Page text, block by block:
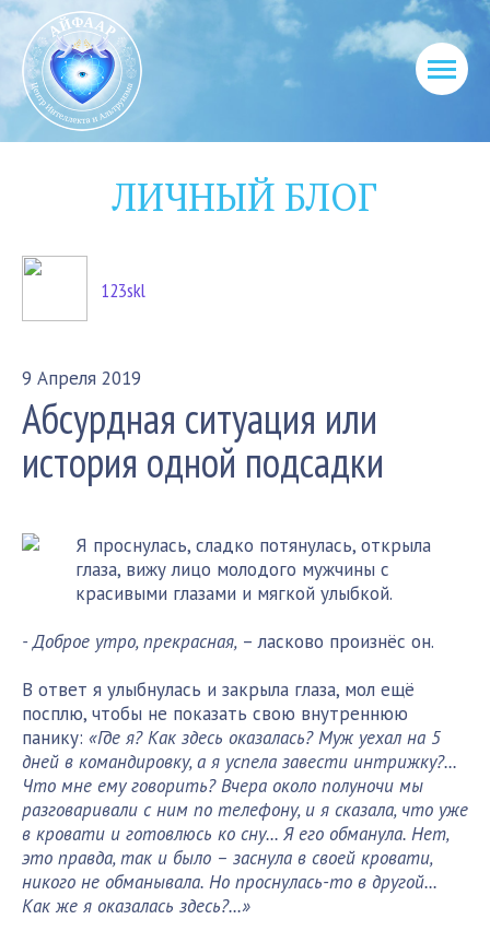
ЛИЧНЫЙ БЛОГ
123skl
9 Апреля 2019
Абсурдная ситуация или
история одной подсадки
Я проснулась, сладко потянулась, открыла
глаза, вижу лицо молодого мужчины с
красивыми глазами и мягкой улыбкой.
- Доброе утро, прекрасная, – ласково произнёс он.
В ответ я улыбнулась и закрыла глаза, мол ещё
посплю, чтобы не показать свою внутреннюю
панику: «Где я? Как здесь оказалась? Муж уехал на 5
дней в командировку, а я успела завести интрижку?...
Что мне ему говорить? Вчера около полуночи мы
разговаривали с ним по телефону, и я сказала, что уже
в кровати и готовлюсь ко сну... Я его обманула. Нет,
это правда, так и было – заснула в своей кровати,
никого не обманывала. Но проснулась-то в другой...
Как же я оказалась здесь?...»